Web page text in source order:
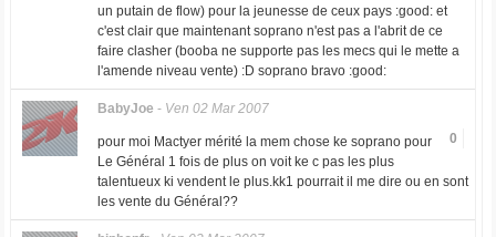
un putain de flow) pour la jeunesse de ceux pays :good: et
c'est clair que maintenant soprano n'est pas a l'abrit de ce
faire clasher (booba ne supporte pas les mecs qui le mette a
l'amende niveau vente) :D soprano bravo :good:
BabyJoe - Ven 02 Mar 2007
0
pour moi Mactyer mérité la mem chose ke soprano pour
Le Général 1 fois de plus on voit ke c pas les plus
talentueux ki vendent le plus.kk1 pourrait il me dire ou en sont
les vente du Général??